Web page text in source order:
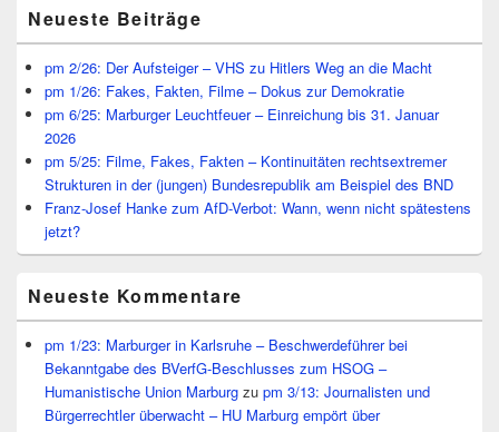
Seitenleisten
Widget-
Bereich
Neueste Beiträge
pm 2/26: Der Aufsteiger – VHS zu Hitlers Weg an die Macht
pm 1/26: Fakes, Fakten, Filme – Dokus zur Demokratie
pm 6/25: Marburger Leuchtfeuer – Einreichung bis 31. Januar
2026
pm 5/25: Filme, Fakes, Fakten – Kontinuitäten rechtsextremer
Strukturen in der (jungen) Bundesrepublik am Beispiel des BND
Franz-Josef Hanke zum AfD-Verbot: Wann, wenn nicht spätestens
jetzt?
Neueste Kommentare
pm 1/23: Marburger in Karlsruhe – Beschwerdeführer bei
Bekanntgabe des BVerfG-Beschlusses zum HSOG –
Humanistische Union Marburg zu pm 3/13: Journalisten und
Bürgerrechtler überwacht – HU Marburg empört über